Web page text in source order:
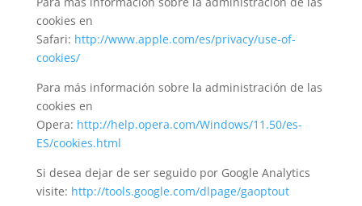
cookies en
Safari: http://www.apple.com/es/privacy/use-of-
cookies/
Para más información sobre la administración de las
cookies en
Opera: http://help.opera.com/Windows/11.50/es-
ES/cookies.html
Si desea dejar de ser seguido por Google Analytics
visite: http://tools.google.com/dlpage/gaoptout